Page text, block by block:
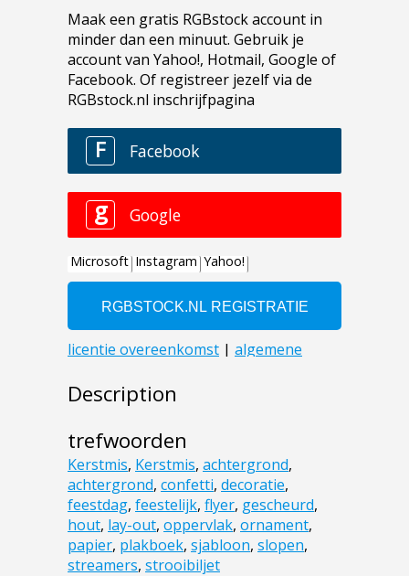
Description
trefwoorden
Kerstmis, Kerstmis, achtergrond,
achtergrond, confetti, decoratie,
feestdag, feestelijk, flyer, gescheurd,
hout, lay-out, oppervlak, ornament,
papier, plakboek, sjabloon, slopen,
streamers, strooibiljet